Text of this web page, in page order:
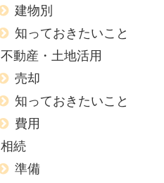
建物別
知っておきたいこと
不動産・土地活用
売却
知っておきたいこと
費用
相続
準備